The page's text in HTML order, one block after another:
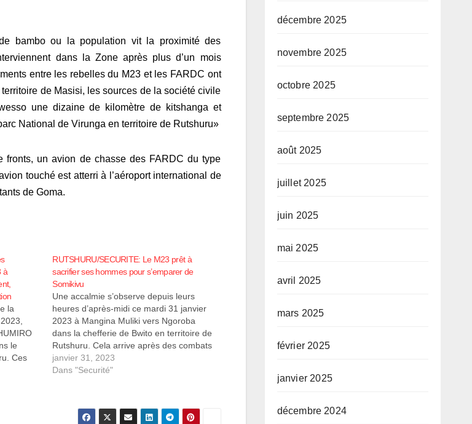
de bambo ou la population vit la proximité des
dans la Zone après plus d’un mois
entre les rebelles du M23 et les FARDC ont
de Masisi, les sources de la société civile
une dizaine de kilomètre de kitshanga et
National de Virunga en territoire de Rutshuru»
fronts, un avion de chasse des FARDC du type
touché est atterri à l’aéroport international de
de Goma.
à
la
le
Ces
RUTSHURU/SECURITE: Le M23 prêt à
sacrifier ses hommes pour s’emparer de
Somikivu
Une accalmie s’observe depuis leurs
heures d’après-midi ce mardi 31 janvier
2023 à Mangina Muliki vers Ngoroba
dans la chefferie de Bwito en territoire de
Rutshuru. Cela arrive après des combats
dans la zone qui ont opposé les forces
armées de la République démocratique
janvier 31, 2023
Dans "Securité"
décembre 2025
novembre 2025
octobre 2025
septembre 2025
août 2025
juillet 2025
juin 2025
mai 2025
avril 2025
mars 2025
février 2025
janvier 2025
décembre 2024